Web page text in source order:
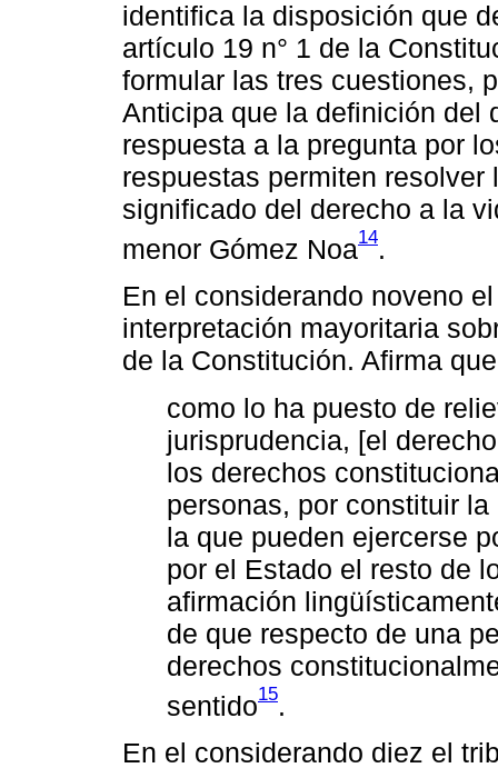
identifica la disposición que
artículo 19 n° 1 de la
formular las tres cuestiones,
Anticipa que la definición del
respuesta a la pregunta por
respuestas permiten
significado del derecho a la
menor Gómez Noa14.
En el considerando noveno
interpretación mayoritaria
de la Constitución. Afirma que
como lo ha puesto de
jurisprudencia, [el
los derechos
personas, por constituir
la que pueden ejercerse
por el Estado el resto de
afirmación
de que respecto de una
derechos
sentido15.
En el considerando diez el